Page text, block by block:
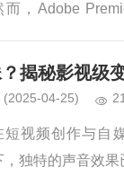
而，Adobe
设置，让不少新手
面上有许多简...
揭秘影视级
(2025-04-25)
短视频创作与自
，独特的声音效